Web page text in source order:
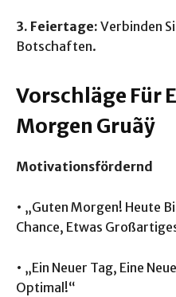
3. Feiertage: Verbinden
Botschaften.
Vorschläge Für
Morgen Gruãÿ
Motivationsfördernd
• „Guten Morgen! Heute
Chance, Etwas
• „Ein Neuer Tag, Eine
Optimal!“